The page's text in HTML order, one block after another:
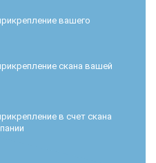
вашего
скана вашей
в счет скана